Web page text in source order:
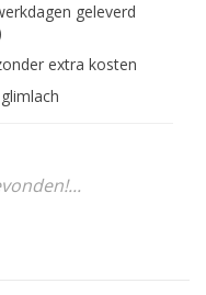
geleverd
extra kosten